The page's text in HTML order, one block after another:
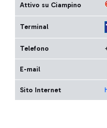
Attivo su Ciampino
Terminal
Telefono
E-mail
Sito Internet